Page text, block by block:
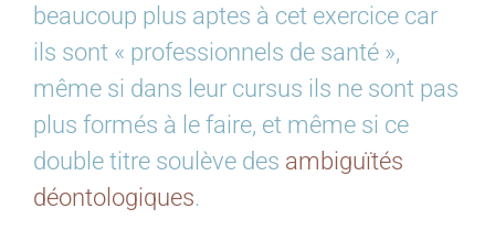
beaucoup plus aptes à cet exercice car
ils sont « professionnels de santé »,
même si dans leur cursus ils ne sont pas
plus formés à le faire, et même si ce
double titre soulève des ambiguïtés
déontologiques.